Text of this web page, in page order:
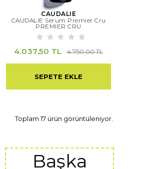
CAUDALIE
CAUDALIE Serum Premier Cru
PREMIER CRU
4.037,50 TL 4.750,00 TL
SEPETE EKLE
Toplam 17 ürün görüntüleniyor.
Başka